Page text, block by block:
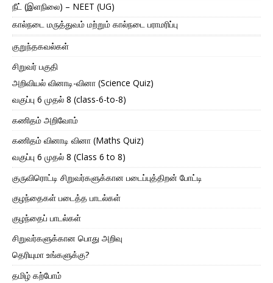
நீட் (இளநிலை) – NEET (UG)
கால்நடை மருத்துவம் மற்றும் கால்நடை பராமரிப்பு
குறுந்தகவல்கள்
சிறுவர் பகுதி
அறிவியல் வினாடி-வினா (Science Quiz)
வகுப்பு 6 முதல் 8 (class-6-to-8)
கணிதம் அறிவோம்
கணிதம் வினாடி வினா (Maths Quiz)
வகுப்பு 6 முதல் 8 (Class 6 to 8)
குருவிரொட்டி சிறுவர்களுக்கான படைப்புத்திறன் போட்டி
குழந்தைகள் படைத்த பாடல்கள்
குழந்தைப் பாடல்கள்
சிறுவர்களுக்கான பொது அறிவு
தெரியுமா உங்களுக்கு?
தமிழ் கற்போம்